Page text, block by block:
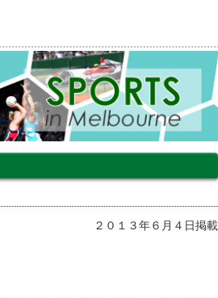
２０１３年６月４日掲載